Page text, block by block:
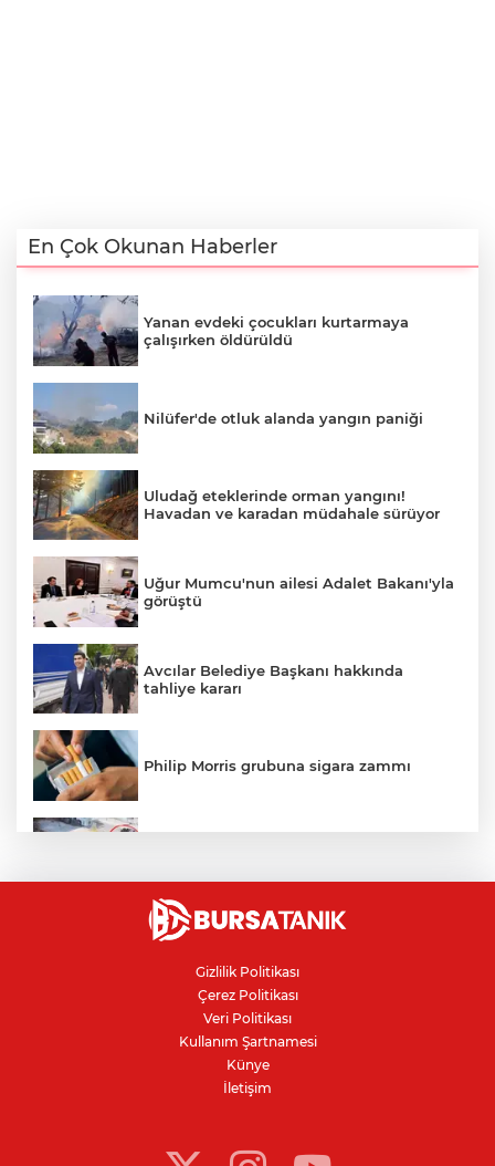
En Çok Okunan Haberler
Yanan evdeki çocukları kurtarmaya
çalışırken öldürüldü
Nilüfer'de otluk alanda yangın paniği
Uludağ eteklerinde orman yangını!
Havadan ve karadan müdahale sürüyor
Uğur Mumcu'nun ailesi Adalet Bakanı'yla
görüştü
Avcılar Belediye Başkanı hakkında
tahliye kararı
Philip Morris grubuna sigara zammı
Nilüfer'de kaldırım işgallerine zabıta
Bursa'da 100 dönümde hayvansal
gübreyle nektarin ve armut üretiyor
Gizlilik Politikası
Çerez Politikası
Veri Politikası
Kullanım Şartnamesi
Künye
İletişim